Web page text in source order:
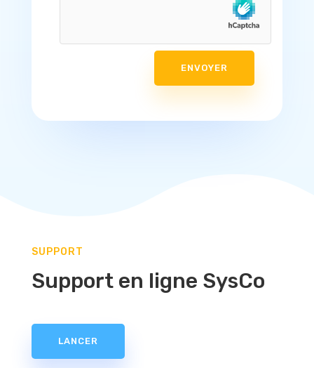
ENVOYER
SUPPORT
Support en ligne SysCo
LANCER